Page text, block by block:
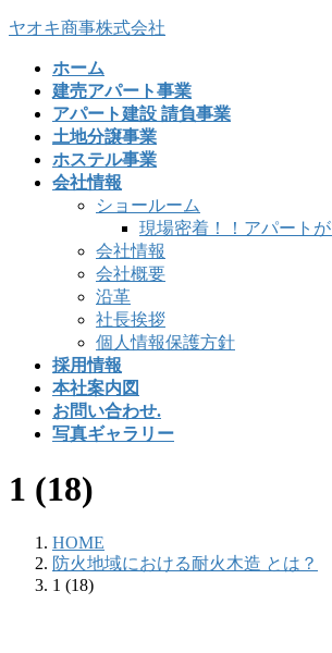
コ
ナ
ヤオキ商事株式会社
ホーム
建売アパート事業
アパート建設 請負事業
土地分譲事業
ホステル事業
会社情報
ショールーム
現場密着！！アパート
会社情報
会社概要
沿革
社長挨拶
個人情報保護方針
採用情報
本社案内図
お問い合わせ.
写真ギャラリー
1 (18)
HOME
防火地域における耐火木造 とは？
1 (18)